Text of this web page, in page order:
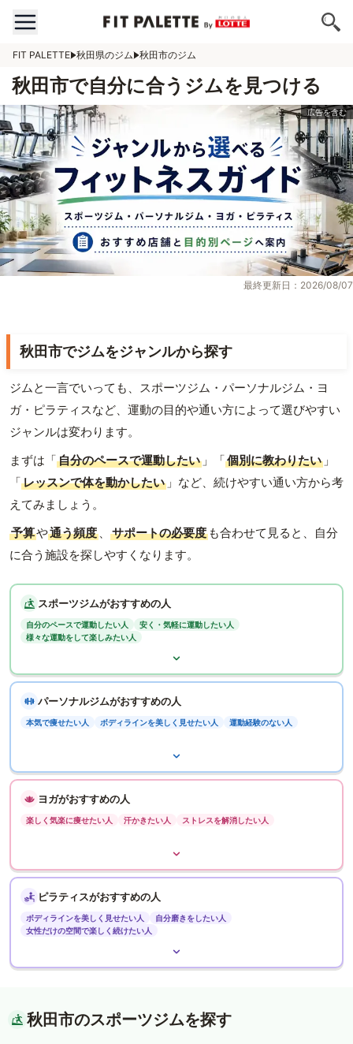
FIT PALETTE 秋田県のジム 秋田市のジム
秋田市で自分に合うジムを見つける
最終更新日：2026/08/07
秋田市でジムをジャンルから探す
ジムと一言でいっても、スポーツジム・パーソナルジム・ヨ
ガ・ピラティスなど、運動の目的や通い方によって選びやすい
ジャンルは変わります。
まずは「自分のペースで運動したい 」「個別に教わりたい 」
「レッスンで体を動かしたい 」など、続けやすい通い方から考
えてみましょう。
予算や通う頻度 、 サポートの必要度 も合わせて見ると、自分
に合う施設を探しやすくなります。
スポーツジムがおすすめの人
自分のペースで運動したい人
安く・気軽に運動したい人
様々な運動をして楽しみたい人
パーソナルジムがおすすめの人
本気で痩せたい人 ボディラインを美しく見せたい人 運動経験のない人
ヨガがおすすめの人
楽しく気楽に痩せたい人 汗かきたい人 ストレスを解消したい人
ピラティスがおすすめの人
ボディラインを美しく見せたい人
自分磨きをしたい人
女性だけの空間で楽しく続けたい人
秋田市のスポーツジムを探す